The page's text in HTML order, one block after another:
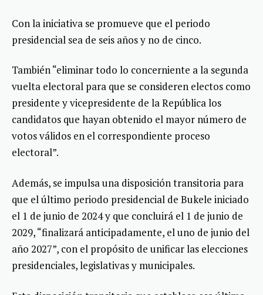
Con la iniciativa se promueve que el periodo
presidencial sea de seis años y no de cinco.
También “eliminar todo lo concerniente a la segunda
vuelta electoral para que se consideren electos como
presidente y vicepresidente de la República los
candidatos que hayan obtenido el mayor número de
votos válidos en el correspondiente proceso
electoral”.
Además, se impulsa una disposición transitoria para
que el último periodo presidencial de Bukele iniciado
el 1 de junio de 2024 y que concluirá el 1 de junio de
2029, “finalizará anticipadamente, el uno de junio del
año 2027”, con el propósito de unificar las elecciones
presidenciales, legislativas y municipales.